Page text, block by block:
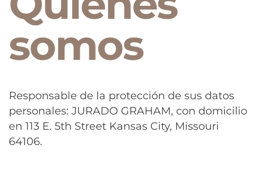
somos
Responsable de la protección de sus datos
personales: JURADO GRAHAM, con domicilio
en 113 E. 5th Street Kansas City, Missouri
64106.